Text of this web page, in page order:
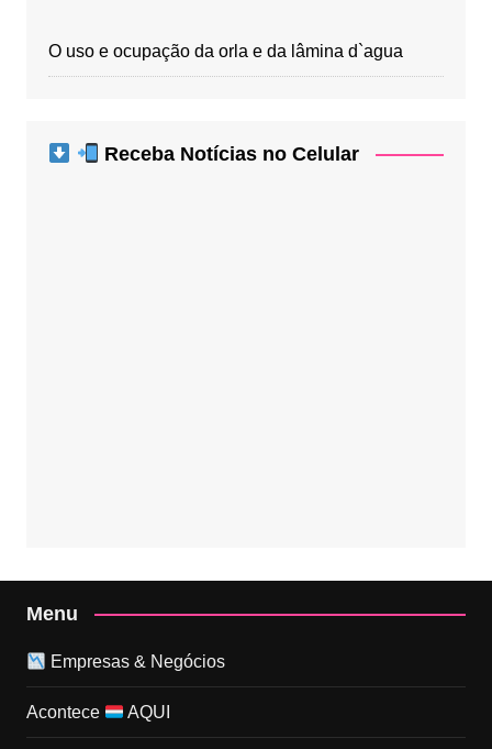
O uso e ocupação da orla e da lâmina d`agua
Receba Notícias no Celular
Menu
Empresas & Negócios
Acontece AQUI